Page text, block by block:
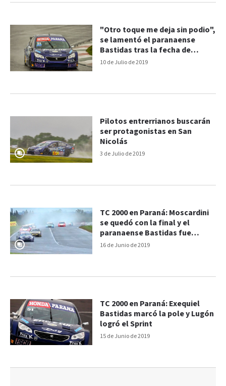
10 de Julio de 2019
"Otro toque me deja sin podio",
se lamentó el paranaense
Bastidas tras la fecha de
TC2000
3 de Julio de 2019
Pilotos entrerrianos buscarán
ser protagonistas en San
Nicolás
16 de Junio de 2019
TC 2000 en Paraná: Moscardini
se quedó con la final y el
paranaense Bastidas fue
séptimo
15 de Junio de 2019
TC 2000 en Paraná: Exequiel
Bastidas marcó la pole y Lugón
logró el Sprint